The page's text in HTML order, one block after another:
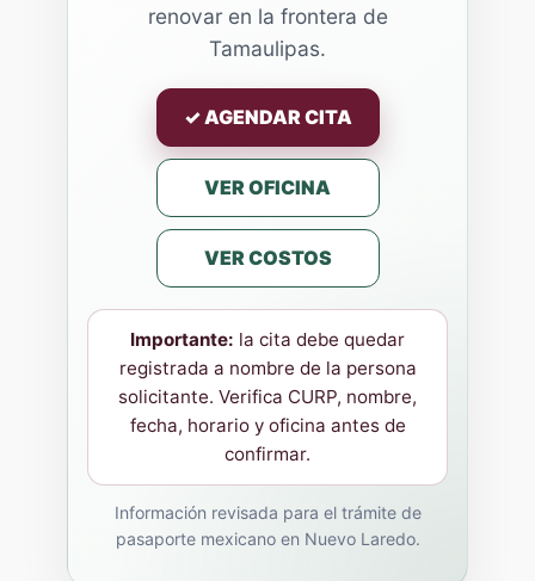
renovar en la frontera de
Tamaulipas.
✓ AGENDAR CITA
VER OFICINA
VER COSTOS
Importante: la cita debe quedar
registrada a nombre de la persona
solicitante. Verifica CURP, nombre,
fecha, horario y oficina antes de
confirmar.
Información revisada para el trámite de
pasaporte mexicano en Nuevo Laredo.